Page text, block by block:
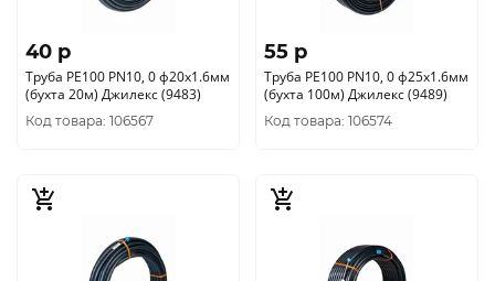
40 p
Труба РЕ100 PN10, 0 ф20х1.6мм
(бухта 20м) Джилекс (9483)
Код товара: 106567
55 p
Труба РЕ100 PN10, 0 ф25х1.6мм
(бухта 100м) Джилекс (9489)
Код товара: 106574